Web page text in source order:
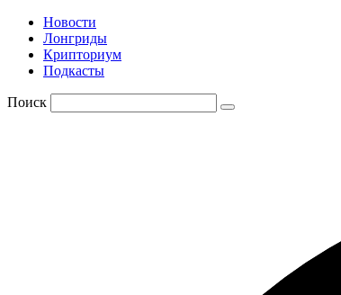
Новости
Лонгриды
Крипториум
Подкасты
Поиск